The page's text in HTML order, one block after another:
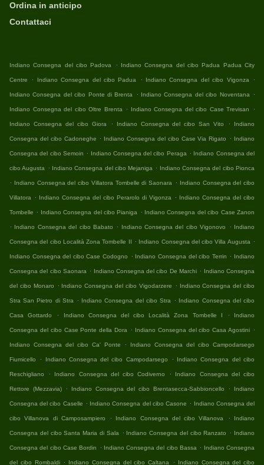
Ordina in anticipo
Contattaci
Indiano Consegna del cibo Padova . Indiano Consegna del cibo Padua Padua City
Centre . Indiano Consegna del cibo Padua . Indiano Consegna del cibo Vigonza .
Indiano Consegna del cibo Ponte di Brenta . Indiano Consegna del cibo Noventana .
Indiano Consegna del cibo Oltre Brenta . Indiano Consegna del cibo Case Trevisan .
Indiano Consegna del cibo Giora . Indiano Consegna del cibo San Vito . Indiano
Consegna del cibo Cadoneghe . Indiano Consegna del cibo Case Via Rigato . Indiano
Consegna del cibo Semoin . Indiano Consegna del cibo Peraga . Indiano Consegna del
cibo Augusta . Indiano Consegna del cibo Mejaniga . Indiano Consegna del cibo Pionca
. Indiano Consegna del cibo Villatora Tombelle di Saonara . Indiano Consegna del cibo
Villatora . Indiano Consegna del cibo Perarolo di Vigonza . Indiano Consegna del cibo
Tombelle . Indiano Consegna del cibo Pianiga . Indiano Consegna del cibo Case Zanon
. Indiano Consegna del cibo Babato . Indiano Consegna del cibo Vigonovo . Indiano
Consegna del cibo Località Zona Tombelle II . Indiano Consegna del cibo Villa Augusta .
Indiano Consegna del cibo Case Codogno . Indiano Consegna del cibo Terrin . Indiano
Consegna del cibo Saonara . Indiano Consegna del cibo De Marchi . Indiano Consegna
del cibo Monaro . Indiano Consegna del cibo Vigodarzere . Indiano Consegna del cibo
Stra San Pietro di Stra . Indiano Consegna del cibo Stra . Indiano Consegna del cibo
Casa Gottardo . Indiano Consegna del cibo Località Zona Tombelle I . Indiano
Consegna del cibo Case Ponte della Dora . Indiano Consegna del cibo Casa Agostini .
Indiano Consegna del cibo Ca' Ponte . Indiano Consegna del cibo Campodarsego
Fiumicello . Indiano Consegna del cibo Campodarsego . Indiano Consegna del cibo
Reschigliano . Indiano Consegna del cibo Codiverno . Indiano Consegna del cibo
Rettore (Mezzavia) . Indiano Consegna del cibo Brentasecca-Sabbioncello . Indiano
Consegna del cibo Caselle . Indiano Consegna del cibo Casone . Indiano Consegna del
cibo Villanova di Camposampiero . Indiano Consegna del cibo Villanova . Indiano
Consegna del cibo Santa Maria di Sala . Indiano Consegna del cibo Ranzato . Indiano
Consegna del cibo Case Bordin . Indiano Consegna del cibo Bassa . Indiano Consegna
del cibo Rombaldi . Indiano Consegna del cibo Caltana . Indiano Consegna del cibo